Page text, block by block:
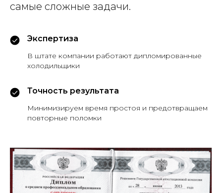
самые сложные задачи.
Экспертиза
В штате компании работают дипломированные
холодильщики
Точность результата
Минимизируем время простоя и предотвращаем
повторные поломки